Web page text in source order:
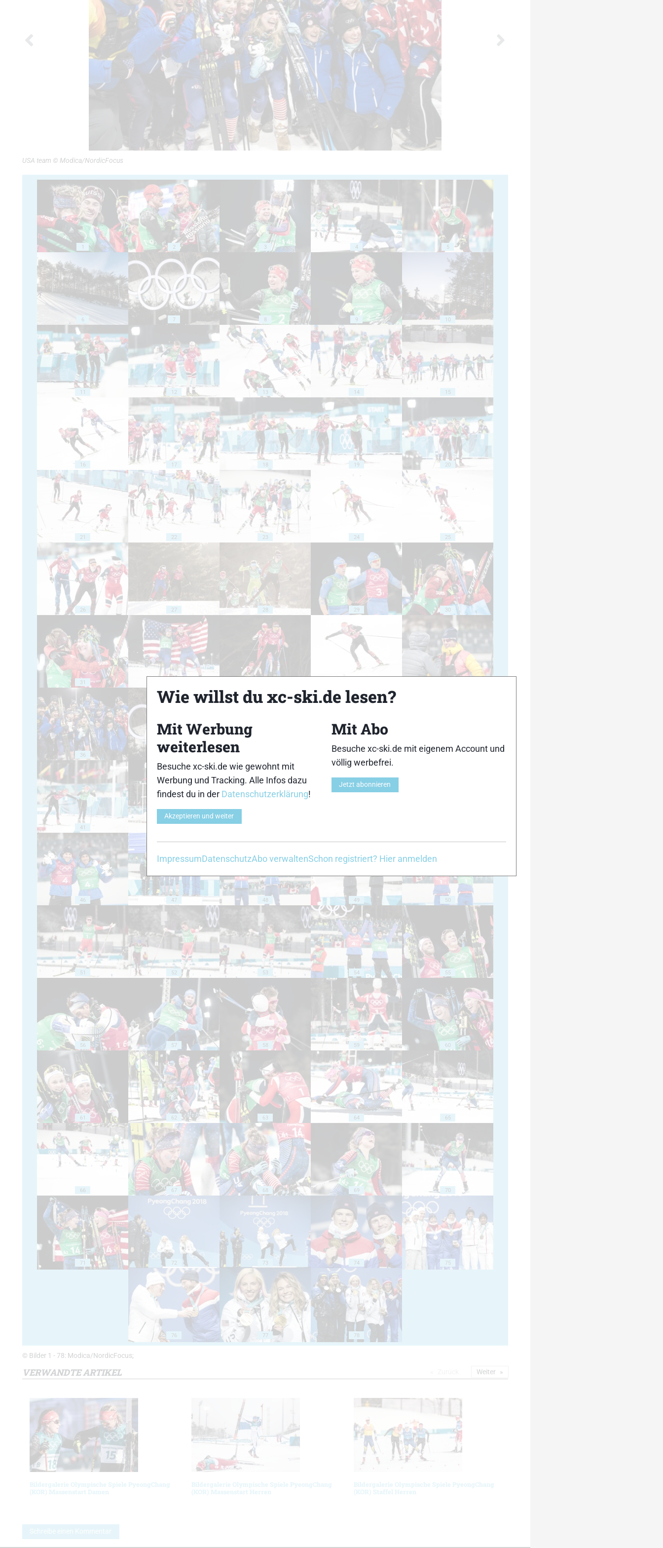
USA team © Modica/NordicFocus
1 2 3 4 5
6 7 8 9 10
11 12 13 14 15
16 17 18 19 20
21 22 23 24 25
26 27 28 29 30
31
36 37
41
46 47 48 49 50
51 52 53 54 55
56 57 58 59 60
61 62 63 64 65
66 67 68 69 70
71 72 73 74 75
76 77 78
© Bilder 1 - 78: Modica/NordicFocus;
VERWANDTE ARTIKEL
Bildergalerie Olympische Spiele PyeongChang
(KOR) Massenstart Damen
Bildergalerie Olympische Spiele PyeongChang
(KOR) Massenstart Herren
Bildergalerie Olympische Spiele PyeongChang
(KOR) Staffel Herren
Weiter
Schreibe einen Kommentar
Wie willst du xc-ski.de lesen?
Mit Werbung
weiterlesen
Besuche xc-ski.de wie gewohnt mit
Werbung und Tracking. Alle Infos dazu
findest du in der Datenschutzerklärung!
Akzeptieren und weiter
Mit Abo
Besuche xc-ski.de mit eigenem Account und
völlig werbefrei.
Jetzt abonnieren
ImpressumDatenschutzAbo verwaltenSchon registriert? Hier anmelden